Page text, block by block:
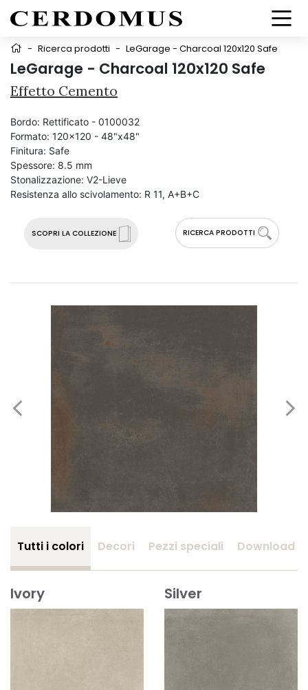
- Ricerca prodotti - LeGarage - Charcoal 120x120 Safe
LeGarage - Charcoal 120x120 Safe
Effetto Cemento
SCOPRI LA COLLEZIONE RICERCA PRODOTTI
Bordo: Rettificato - 0100032
Formato: 120x120 - 48"x48"
Finitura: Safe
Spessore: 8.5 mm
Stonalizzazione: V2-Lieve
Resistenza allo scivolamento: R 11, A+B+C
Tutti i colori Decori Pezzi speciali Download
Ivory Silver